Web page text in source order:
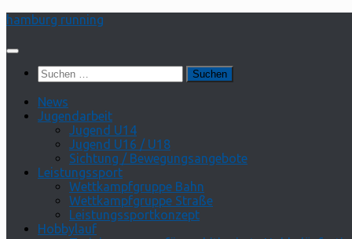
Zum
springen
hamburg running
Suchen
nach:
News
Jugendarbeit
Jugend U14
Jugend U16 / U18
Sichtung / Bewegungsangebote
Leistungssport
Wettkampfgruppe Bahn
Wettkampfgruppe Straße
Leistungssportkonzept
Hobbylauf